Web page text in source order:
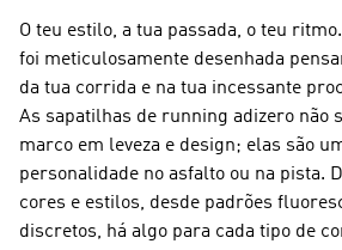
O teu estilo, a tua passada, o teu
foi meticulosamente desenhada
da tua corrida e na tua incessante
As sapatilhas de running adizero não
marco em leveza e design; elas são
personalidade no asfalto ou na pista.
cores e estilos, desde padrões
discretos, há algo para cada tipo de